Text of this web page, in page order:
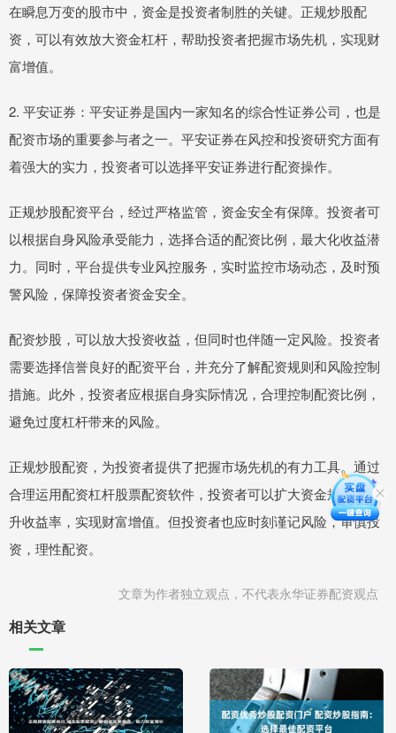
在瞬息万变的股市中，资金是投资者制胜的关键。正规炒股配
资，可以有效放大资金杠杆，帮助投资者把握市场先机，实现财
富增值。
2. 平安证券：平安证券是国内一家知名的综合性证券公司，也是
配资市场的重要参与者之一。平安证券在风控和投资研究方面有
着强大的实力，投资者可以选择平安证券进行配资操作。
正规炒股配资平台，经过严格监管，资金安全有保障。投资者可
以根据自身风险承受能力，选择合适的配资比例，最大化收益潜
力。同时，平台提供专业风控服务，实时监控市场动态，及时预
警风险，保障投资者资金安全。
配资炒股，可以放大投资收益，但同时也伴随一定风险。投资者
需要选择信誉良好的配资平台，并充分了解配资规则和风险控制
措施。此外，投资者应根据自身实际情况，合理控制配资比例，
避免过度杠杆带来的风险。
正规炒股配资，为投资者提供了把握市场先机的有力工具。通过
合理运用配资杠杆股票配资软件，投资者可以扩大资金规模，提
升收益率，实现财富增值。但投资者也应时刻谨记风险，审慎投
资，理性配资。
文章为作者独立观点，不代表永华证券配资观点
相关文章